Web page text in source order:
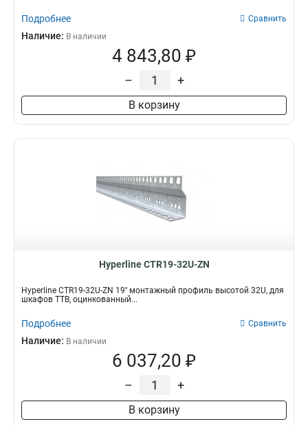
Подробнее Сравнить
Наличие: В наличии
4 843,80 ₽
– +
В корзину
Hyperline CTR19-32U-ZN
Hyperline CTR19-32U-ZN 19'' монтажный профиль высотой 32U, для
шкафов TTB, оцинкованный...
Подробнее Сравнить
Наличие: В наличии
6 037,20 ₽
– +
В корзину